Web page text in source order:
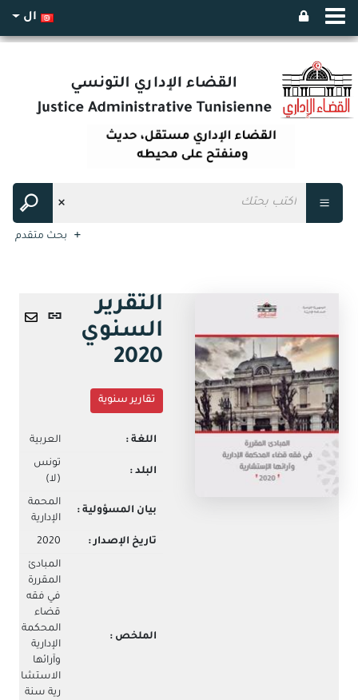
ال
بحث متقدم
ارسال
عبر
البريد
الالكتروني
التقرير
السنوي
2020
تقارير سنوية
اللغة : العربية
البلد :
تونس
(لا)
بيان المسؤولية :
المحمة
الإدارية
تاريخ الإصدار : 2020
الملخص :
المبادئ
المقررة
في فقه
قضاء
المحكمة
الإدارية
وآرائها
الاستشا
رية سنة